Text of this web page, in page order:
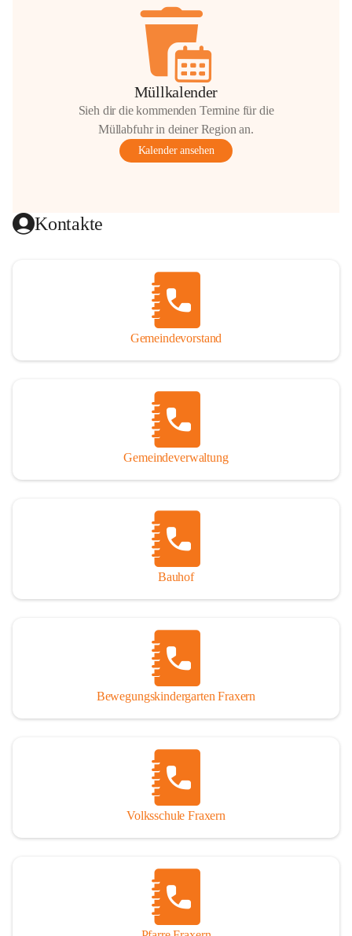
Müllkalender
Sieh dir die kommenden Termine für die
Müllabfuhr in deiner Region an.
Kalender ansehen
Kontakte
Gemeindevorstand
Gemeindeverwaltung
Bauhof
Bewegungskindergarten Fraxern
Volksschule Fraxern